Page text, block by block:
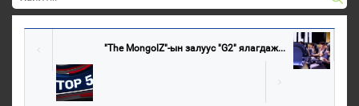
"The MongolZ"-ын залуус "G2" ялагдаж...